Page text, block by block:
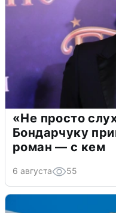
«Не просто
Бондарчуку
роман — с кем
6 августа 55